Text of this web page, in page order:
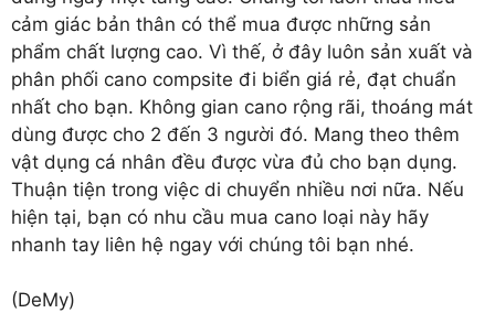
cảm giác bản thân có thể mua được những sản
phẩm chất lượng cao. Vì thế, ở đây luôn sản xuất và
phân phối cano compsite đi biển giá rẻ, đạt chuẩn
nhất cho bạn. Không gian cano rộng rãi, thoáng mát
dùng được cho 2 đến 3 người đó. Mang theo thêm
vật dụng cá nhân đều được vừa đủ cho bạn dụng.
Thuận tiện trong việc di chuyển nhiều nơi nữa. Nếu
hiện tại, bạn có nhu cầu mua cano loại này hãy
nhanh tay liên hệ ngay với chúng tôi bạn nhé.
(DeMy)